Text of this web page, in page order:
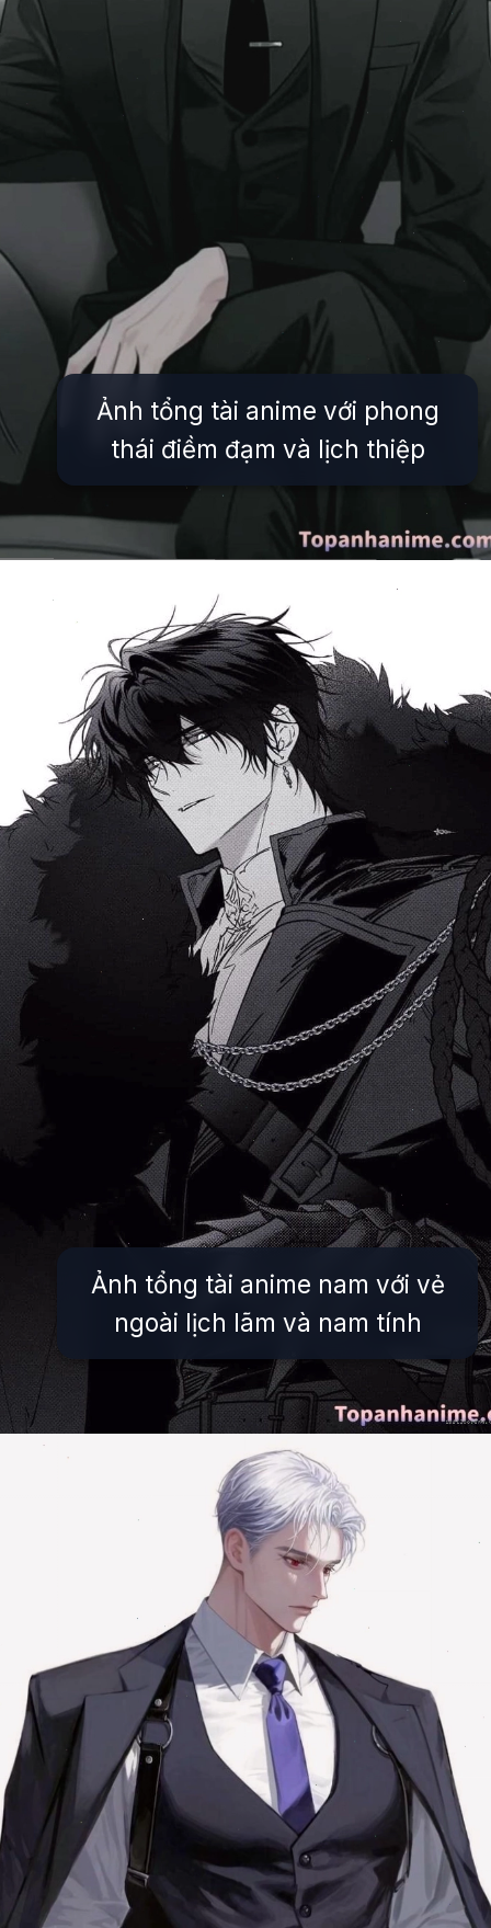
Ảnh tổng tài anime với phong
thái điềm đạm và lịch thiệp
https://issiloo.edu.vn/anh-tong-tai-anime
Ảnh tổng tài anime nam với vẻ
ngoài lịch lãm và nam tính
https://issiloo.edu.vn/anh-tong-tai-anime